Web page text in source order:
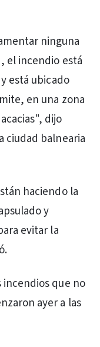
ninguna
el incendio está
está ubicado
en una zona
dijo
ciudad balnearia
haciendo la
y
evitar la
incendios que no
ayer a las